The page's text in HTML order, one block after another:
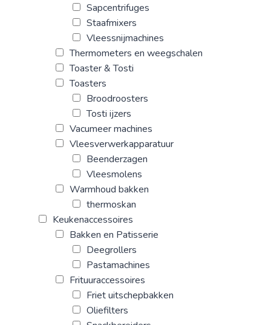
Sapcentrifuges
Staafmixers
Vleessnijmachines
Thermometers en weegschalen
Toaster & Tosti
Toasters
Broodroosters
Tosti ijzers
Vacumeer machines
Vleesverwerkapparatuur
Beenderzagen
Vleesmolens
Warmhoud bakken
thermoskan
Keukenaccessoires
Bakken en Patisserie
Deegrollers
Pastamachines
Frituuraccessoires
Friet uitschepbakken
Oliefilters